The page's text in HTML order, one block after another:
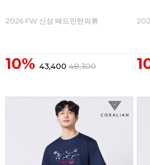
2026 FW 신상 배드민턴의류
10% 43,400 48,300